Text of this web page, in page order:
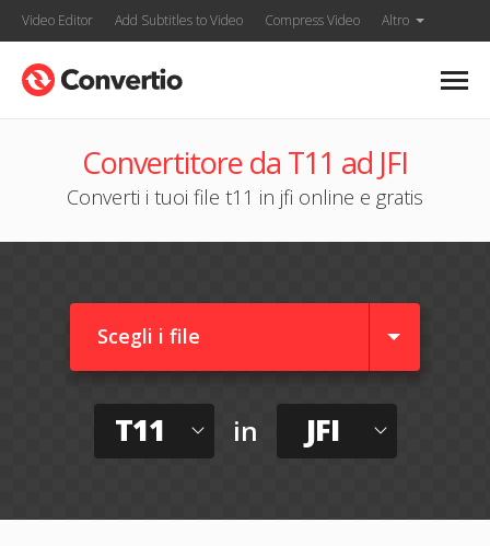
Video Editor Add Subtitles to Video Compress Video Altro
Convertitore da T11 ad JFI
Converti i tuoi file t11 in jfi online e gratis
Scegli i file
T11 in JFI